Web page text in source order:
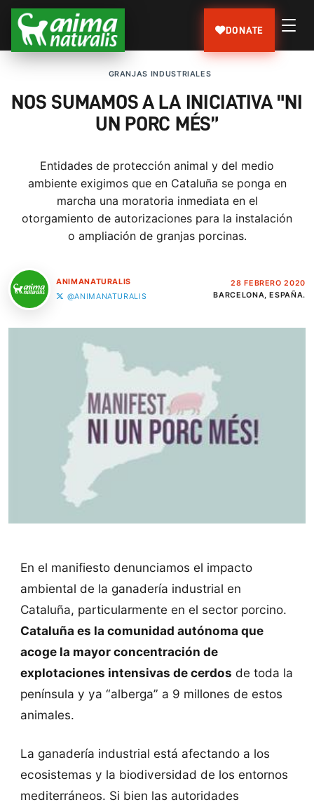
DONATE
GRANJAS INDUSTRIALES
NOS SUMAMOS A LA INICIATIVA "NI
UN PORC MÉS”
Entidades de protección animal y del medio
ambiente exigimos que en Cataluña se ponga en
marcha una moratoria inmediata en el
otorgamiento de autorizaciones para la instalación
o ampliación de granjas porcinas.
ANIMANATURALIS
@ANIMANATURALIS
28 FEBRERO 2020
BARCELONA, ESPAÑA.
En el manifiesto denunciamos el impacto
ambiental de la ganadería industrial en
Cataluña, particularmente en el sector porcino.
Cataluña es la comunidad autónoma que
acoge la mayor concentración de
explotaciones intensivas de cerdos de toda la
península y ya “alberga” a 9 millones de estos
animales.
La ganadería industrial está afectando a los
ecosistemas y la biodiversidad de los entornos
mediterráneos. Si bien las autoridades